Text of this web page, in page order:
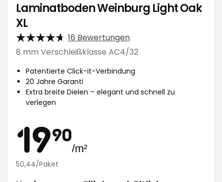
Laminatboden Weinburg Light Oak
XL
16 Bewertungen
8 mm Verschleißklasse AC4/32
Patentierte Click-it-Verbindung
20 Jahre Garanti
Extra breite Dielen – elegant und schnell zu
verlegen
Preis
199019,90
/m²pro
50,44/Paket